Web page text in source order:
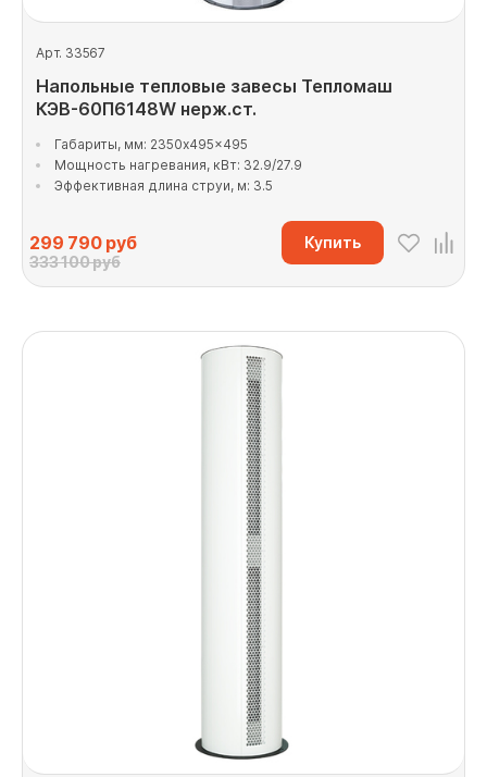
Арт. 33567
Напольные тепловые завесы Тепломаш
КЭВ-60П6148W нерж.ст.
Габариты, мм: 2350x495x495
Мощность нагревания, кВт: 32.9/27.9
Эффективная длина струи, м: 3.5
299 790руб
333 100 руб
Купить